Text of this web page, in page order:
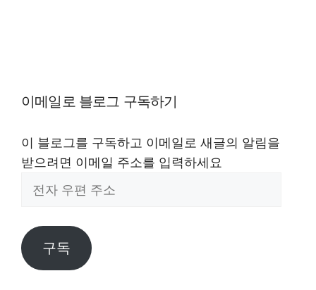
이메일로 블로그 구독하기
이 블로그를 구독하고 이메일로 새글의 알림을
받으려면 이메일 주소를 입력하세요
편
주
구독